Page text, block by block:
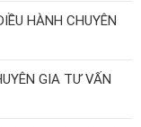
HÀNH CHUYÊN
GIA TƯ VẤN